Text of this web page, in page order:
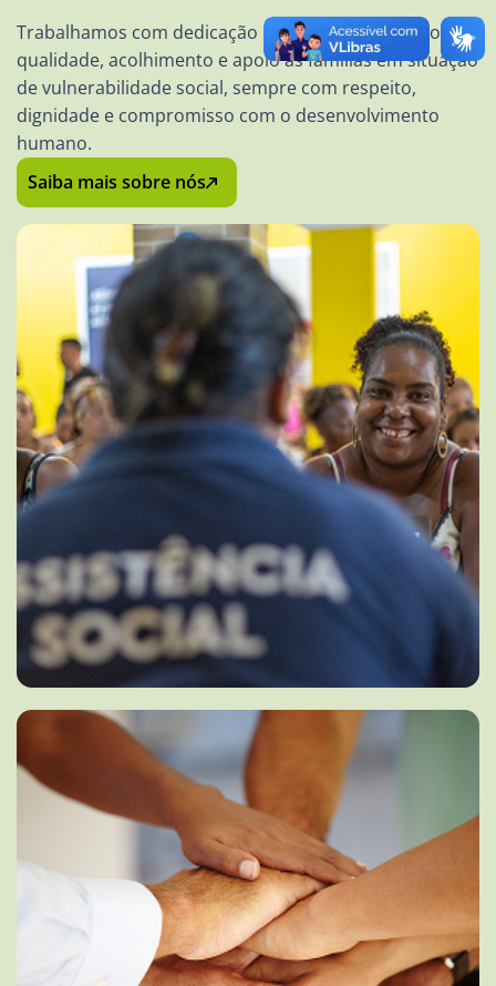
Trabalhamos com dedicação para oferecer serviços de
qualidade, acolhimento e apoio às famílias em situação
de vulnerabilidade social, sempre com respeito,
dignidade e compromisso com o desenvolvimento
humano.
Saiba mais sobre nós